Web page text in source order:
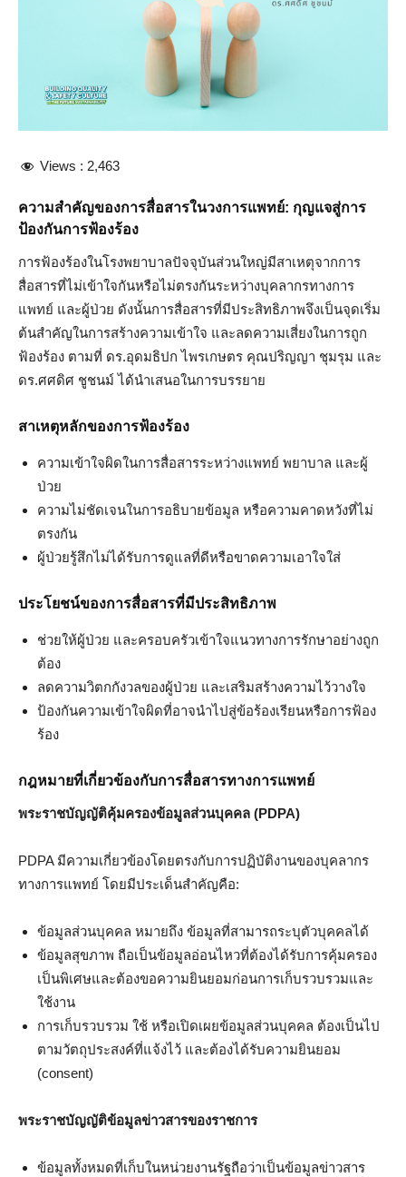
Views : 2,463
ความสำคัญของการสื่อสารในวงการแพทย์: กุญแจสู่การ
ป้องกันการฟ้องร้อง
การฟ้องร้องในโรงพยาบาลปัจจุบันส่วนใหญ่มีสาเหตุจากการ
สื่อสารที่ไม่เข้าใจกันหรือไม่ตรงกันระหว่างบุคลากรทางการ
แพทย์ และผู้ป่วย ดังนั้นการสื่อสารที่มีประสิทธิภาพจึงเป็นจุดเริ่ม
ต้นสำคัญในการสร้างความเข้าใจ และลดความเสี่ยงในการถูก
ฟ้องร้อง ตามที่ ดร.อุดมธิปก ไพรเกษตร คุณปริญญา ชุมรุม และ
ดร.ศศดิศ ชูชนม์ ได้นำเสนอในการบรรยาย
สาเหตุหลักของการฟ้องร้อง
ความเข้าใจผิดในการสื่อสารระหว่างแพทย์ พยาบาล และผู้
ป่วย
ความไม่ชัดเจนในการอธิบายข้อมูล หรือความคาดหวังที่ไม่
ตรงกัน
ผู้ป่วยรู้สึกไม่ได้รับการดูแลที่ดีหรือขาดความเอาใจใส่
ประโยชน์ของการสื่อสารที่มีประสิทธิภาพ
ช่วยให้ผู้ป่วย และครอบครัวเข้าใจแนวทางการรักษาอย่างถูก
ต้อง
ลดความวิตกกังวลของผู้ป่วย และเสริมสร้างความไว้วางใจ
ป้องกันความเข้าใจผิดที่อาจนำไปสู่ข้อร้องเรียนหรือการฟ้อง
ร้อง
กฎหมายที่เกี่ยวข้องกับการสื่อสารทางการแพทย์
พระราชบัญญัติคุ้มครองข้อมูลส่วนบุคคล (PDPA)
PDPA มีความเกี่ยวข้องโดยตรงกับการปฏิบัติงานของบุคลากร
ทางการแพทย์ โดยมีประเด็นสำคัญคือ:
ข้อมูลส่วนบุคคล หมายถึง ข้อมูลที่สามารถระบุตัวบุคคลได้
ข้อมูลสุขภาพ ถือเป็นข้อมูลอ่อนไหวที่ต้องได้รับการคุ้มครอง
เป็นพิเศษและต้องขอความยินยอมก่อนการเก็บรวบรวมและ
ใช้งาน
การเก็บรวบรวม ใช้ หรือเปิดเผยข้อมูลส่วนบุคคล ต้องเป็นไป
ตามวัตถุประสงค์ที่แจ้งไว้ และต้องได้รับความยินยอม
(consent)
พระราชบัญญัติข้อมูลข่าวสารของราชการ
ข้อมูลทั้งหมดที่เก็บในหน่วยงานรัฐถือว่าเป็นข้อมูลข่าวสาร